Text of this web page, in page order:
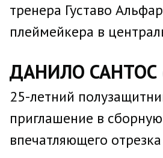
тренера Густаво
плеймейкера в
ДАНИЛО САНТОС
25-летний
приглашение в
впечатляющего